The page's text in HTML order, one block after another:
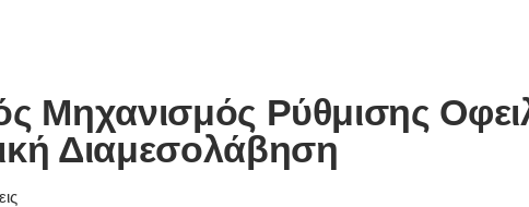
Μηχανισμός Ρύθμισης
Διαμεσολάβηση